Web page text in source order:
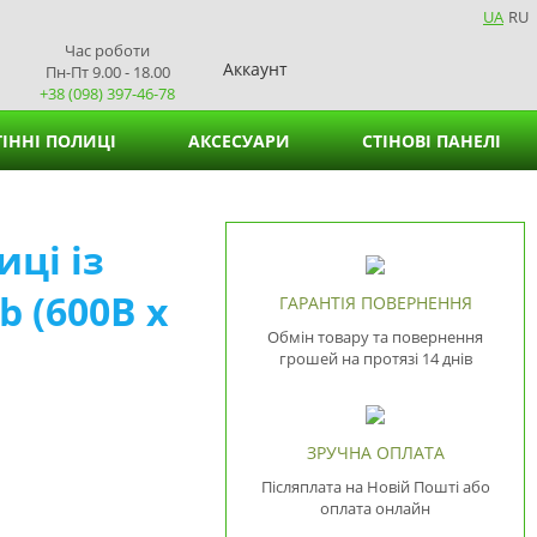
UA RU
Час роботи
Пн-Пт 9.00 - 18.00
+38 (098) 397-46-78
Аккаунт
ПОЛИЦІ АКСЕСУАРИ
Підставки для серветок
СТІНОВІ ПАНЕЛІ
із
(600В х
ГАРАНТІЯ ПОВЕРНЕННЯ
Обмін товару та повернення
грошей на протязі 14 днів
ЗРУЧНА ОПЛАТА
Післяплата на Новій Пошті або
оплата онлайн